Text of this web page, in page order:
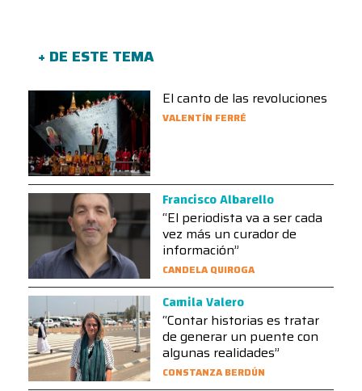
+ DE ESTE TEMA
El canto de las revoluciones
VALENTÍN FERRÉ
Francisco Albarello
“El periodista va a ser cada
vez más un curador de
información”
CANDELA QUIROGA
Camila Valero
“Contar historias es tratar
de generar un puente con
algunas realidades”
CONSTANZA BERDÚN